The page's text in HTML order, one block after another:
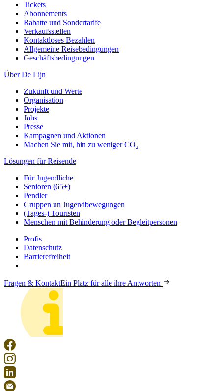
Tickets
Abonnements
Rabatte und Sondertarife
Verkaufsstellen
Kontaktloses Bezahlen
Allgemeine Reisebedingungen
Geschäftsbedingungen
Über De Lijn
Zukunft und Werte
Organisation
Projekte
Jobs
Presse
Kampagnen und Aktionen
Machen Sie mit, hin zu weniger CO₂
Lösungen für Reisende
Für Jugendliche
Senioren (65+)
Pendler
Gruppen un Jugendbewegungen
(Tages-) Touristen
Menschen mit Behinderung oder Begleitpersonen
Profis
Datenschutz
Barrierefreiheit
Fragen & KontaktEin Platz für alle ihre Antworten